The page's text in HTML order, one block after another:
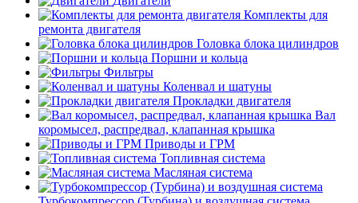
Комплекты для
ремонта двигателя
Головка блока цилиндров
Поршни и кольца
Фильтры
Коленвал и шатуны
Прокладки двигателя
Вал
коромысел, распредвал, клапанная крышка
Приводы и ГРМ
Топливная система
Масляная система